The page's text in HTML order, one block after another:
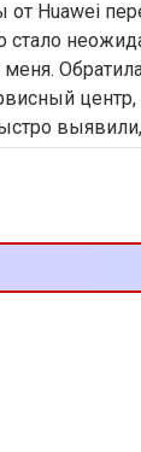
Huawei
стало
центр,
является
также
меньше